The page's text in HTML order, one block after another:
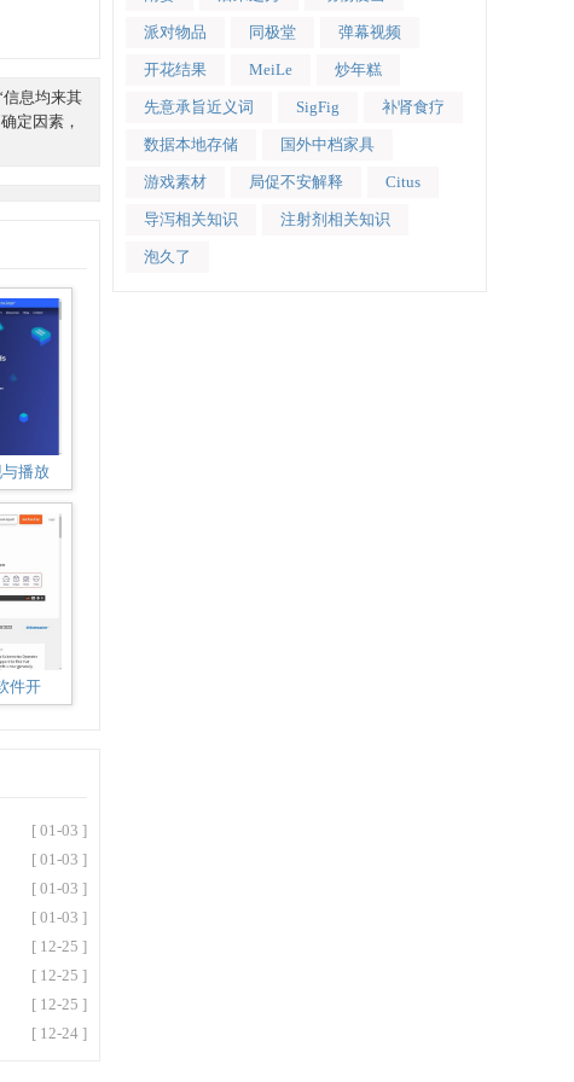
息均来其
定因素，
与播放
件开
[ 01-03 ]
[ 01-03 ]
[ 01-03 ]
[ 01-03 ]
[ 12-25 ]
[ 12-25 ]
[ 12-25 ]
[ 12-24 ]
派对物品 同极堂 弹幕视频
开花结果 MeiLe 炒年糕
先意承旨近义词 SigFig 补肾食疗
数据本地存储 国外中档家具
游戏素材 局促不安解释 Citus
导泻相关知识 注射剂相关知识
泡久了